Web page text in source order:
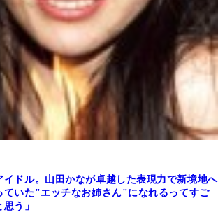
イドル。山田かなが卓越した表現力で新境地へ
ていた"エッチなお姉さん"になれるってすご
う」